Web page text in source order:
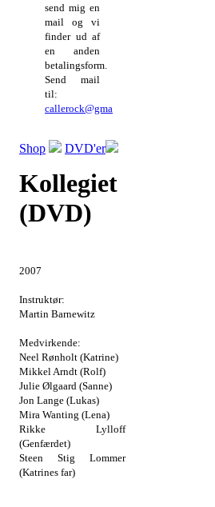
send mig en
mail og vi
finder ud af
en anden
betalingsform.
Send mail
til:
callerock@gmail.com
Shop DVD'er
Kollegiet
(DVD)
2007
Instruktør:
Martin Barnewitz
Medvirkende:
Neel Rønholt (Katrine)
Mikkel Arndt (Rolf)
Julie Ølgaard (Sanne)
Jon Lange (Lukas)
Mira Wanting (Lena)
Rikke Lylloff
(Genfærdet)
Steen Stig Lommer
(Katrines far)